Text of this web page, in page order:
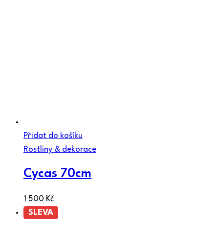
Přidat do košíku
Rostliny & dekorace
Cycas 70cm
1 500 Kč
SLEVA